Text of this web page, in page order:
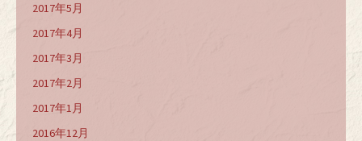
2017年5月
2017年4月
2017年3月
2017年2月
2017年1月
2016年12月